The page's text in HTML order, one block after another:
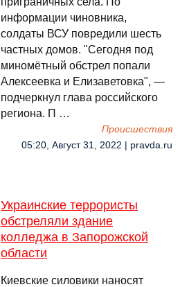
информации чиновника,
солдаты ВСУ повредили шесть
частных домов. "Сегодня под
миномётный обстрел попали
Алексеевка и Елизаветовка", —
подчеркнул глава российского
региона. П …
Происшествия
05:20, Август 31, 2022 | pravda.ru
Украинские террористы
обстреляли здание
колледжа в Запорожской
области
Киевские силовики наносят